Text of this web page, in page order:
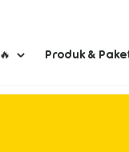
Produk &